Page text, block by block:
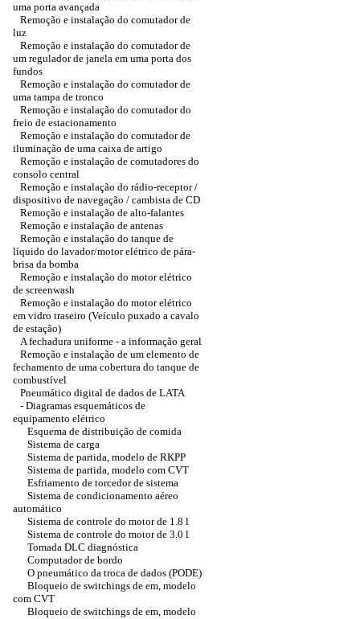
uma porta avançada
Remoção e instalação do comutador de
luz
Remoção e instalação do comutador de
um regulador de janela em uma porta dos
fundos
Remoção e instalação do comutador de
uma tampa de tronco
Remoção e instalação do comutador do
freio de estacionamento
Remoção e instalação do comutador de
iluminação de uma caixa de artigo
Remoção e instalação de comutadores do
consolo central
Remoção e instalação do rádio-receptor /
dispositivo de navegação / cambista de CD
Remoção e instalação de alto-falantes
Remoção e instalação de antenas
Remoção e instalação do tanque de
líquido do lavador/motor elétrico de pára-
brisa da bomba
Remoção e instalação do motor elétrico
de screenwash
Remoção e instalação do motor elétrico
em vidro traseiro (Veículo puxado a cavalo
de estação)
A fechadura uniforme - a informação geral
Remoção e instalação de um elemento de
fechamento de uma cobertura do tanque de
combustível
Pneumático digital de dados de LATA
- Diagramas esquemáticos de
equipamento elétrico
Esquema de distribuição de comida
Sistema de carga
Sistema de partida, modelo de RKPP
Sistema de partida, modelo com CVT
Esfriamento de torcedor de sistema
Sistema de condicionamento aéreo
automático
Sistema de controle do motor de 1.8 l
Sistema de controle do motor de 3.0 l
Tomada DLC diagnóstica
Computador de bordo
O pneumático da troca de dados (PODE)
Bloqueio de switchings de em, modelo
com CVT
Bloqueio de switchings de em, modelo